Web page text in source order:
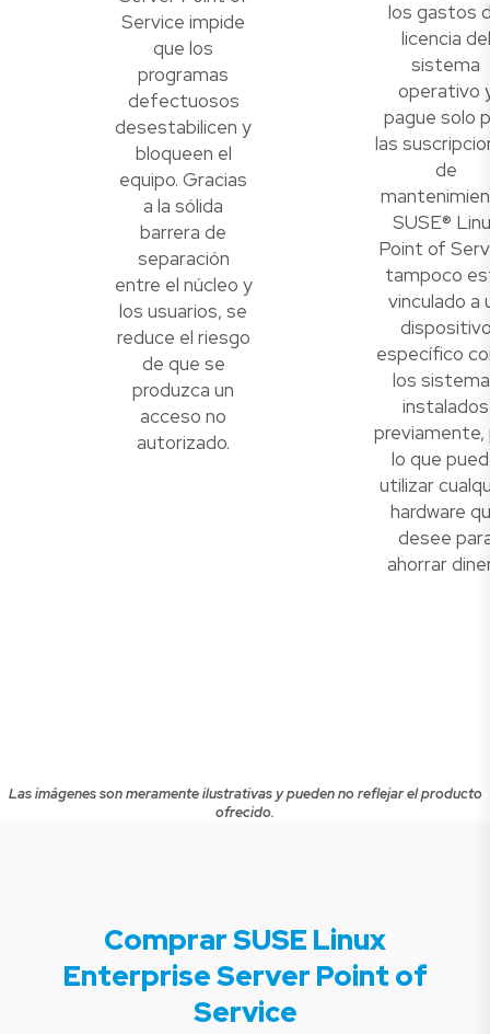
Service impide
que los
programas
defectuosos
desestabilicen y
bloqueen el
equipo. Gracias
a la sólida
barrera de
separación
entre el núcleo y
los usuarios, se
reduce el riesgo
de que se
produzca un
acceso no
autorizado.
los gastos
licencia del
sistema
operativo
pague solo
las
de
SUSE®
Point of
tampoco
vinculado a
específico
los
instalados
previamente,
lo que
utilizar
hardware
desee
ahorrar
Las imágenes son meramente ilustrativas y pueden no reflejar el producto
ofrecido.
Comprar SUSE Linux
Enterprise Server Point of
Service